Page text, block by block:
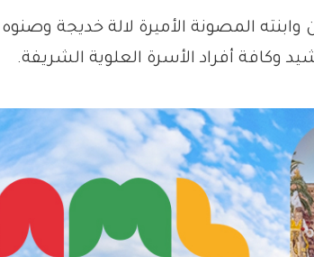
المصونة الأميرة لالة خديجة وصنوه
وكافة أفراد الأسرة العلوية الشريفة.